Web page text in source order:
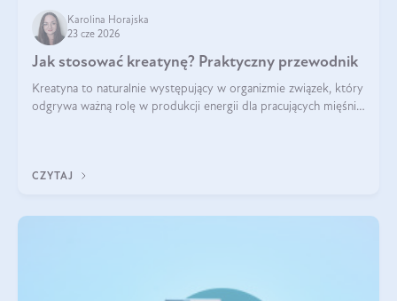
Karolina Horajska
23 cze 2026
Jak stosować kreatynę? Praktyczny przewodnik
Kreatyna to naturalnie występujący w organizmie związek, który
odgrywa ważną rolę w produkcji energii dla pracujących mięśni.
CZYTAJ